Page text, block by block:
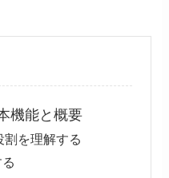
機能と概要
を理解する